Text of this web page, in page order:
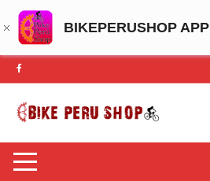
BIKEPERUSHOP APP
Saltar
al
contenido